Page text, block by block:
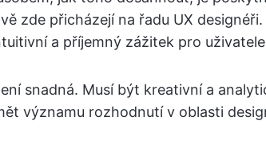
zde přicházejí na řadu UX
a příjemný zážitek pro
snadná. Musí být kreativní a
významu rozhodnutí v oblasti